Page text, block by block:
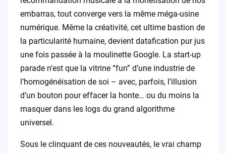
embarras, tout converge vers la même méga-usine
numérique. Même la créativité, cet ultime bastion de
la particularité humaine, devient datafication pur jus
une fois passée à la moulinette Google. La start-up
parade n’est que la vitrine “fun” d’une industrie de
l’homogénéisation de soi – avec, parfois, l’illusion
d’un bouton pour effacer la honte… ou du moins la
masquer dans les logs du grand algorithme
universel.
Sous le clinquant de ces nouveautés, le vrai champ